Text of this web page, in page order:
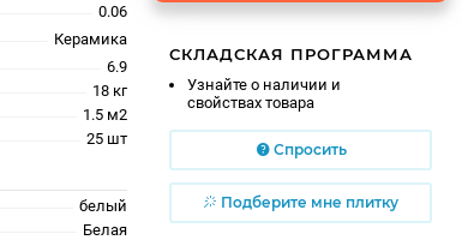
0.06
Керамика
6.9
18 кг
1.5 м2
25 шт
белый
Белая
СКЛАДСКАЯ ПРОГРАММА
Узнайте о наличии и
свойствах товара
Спросить
Подберите мне плитку